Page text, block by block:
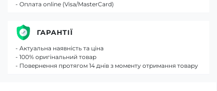
- Оплата online (Visa/MasterCard)
ГАРАНТІЇ
- Актуальна наявність та ціна
- 100% оригінальний товар
- Повернення протягом 14 днів з моменту отримання товару